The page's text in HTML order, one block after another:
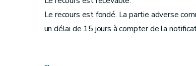
Le recours est fondé. La partie adverse
un délai de 15 jours à compter de la